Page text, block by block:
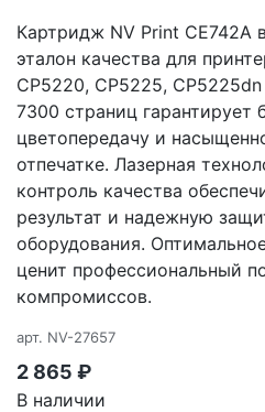
Картридж NV Print
эталон качества для
CP5220, CP5225,
7300 страниц гарантирует
цветопередачу и
отпечатке. Лазерная
контроль качества
результат и надежную
оборудования.
ценит профессиональный
компромиссов.
арт. NV-27657
2 865 ₽
В наличии